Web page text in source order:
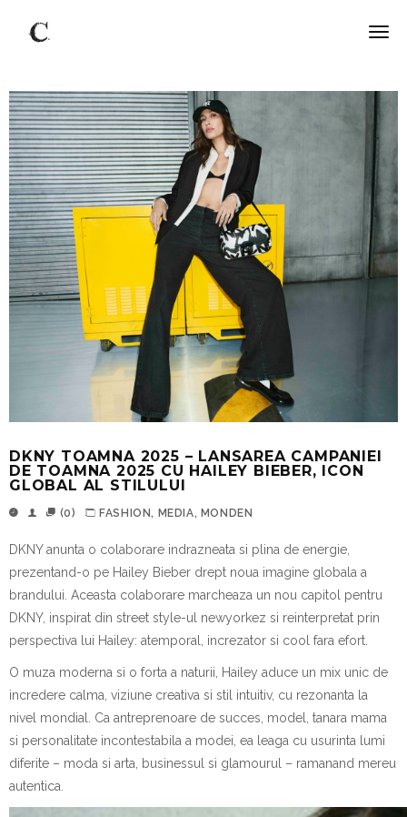
DKNY TOAMNA 2025 – LANSAREA CAMPANIEI
DE TOAMNA 2025 CU HAILEY BIEBER, ICON
GLOBAL AL STILULUI
(0) FASHION, MEDIA, MONDEN
DKNY anunta o colaborare indrazneata si plina de energie,
prezentand-o pe Hailey Bieber drept noua imagine globala a
brandului. Aceasta colaborare marcheaza un nou capitol pentru
DKNY, inspirat din street style-ul newyorkez si reinterpretat prin
perspectiva lui Hailey: atemporal, increzator si cool fara efort.
O muza moderna si o forta a naturii, Hailey aduce un mix unic de
incredere calma, viziune creativa si stil intuitiv, cu rezonanta la
nivel mondial. Ca antreprenoare de succes, model, tanara mama
si personalitate incontestabila a modei, ea leaga cu usurinta lumi
diferite – moda si arta, businessul si glamourul – ramanand mereu
autentica.